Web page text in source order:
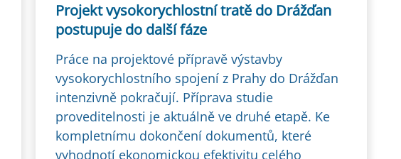
Projekt vysokorychlostní tratě do Drážďan
postupuje do další fáze
Práce na projektové přípravě výstavby
vysokorychlostního spojení z Prahy do Drážďan
intenzivně pokračují. Příprava studie
proveditelnosti je aktuálně ve druhé etapě. Ke
kompletnímu dokončení dokumentů, které
vyhodnotí ekonomickou efektivitu celého